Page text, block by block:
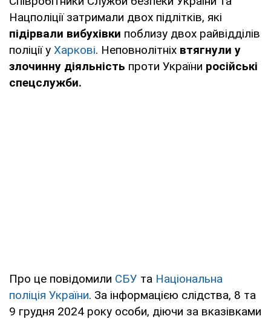
Нацполіції затримали двох підлітків, які
підірвали вибухівки поблизу двох райвідділів
поліції у Харкові. Неповнолітніх втягнули у
злочинну діяльність проти України російські
спецслужби.
Про це повідомили СБУ та Національна
поліція України. За інформацією слідства, 8 та
9 грудня 2024 року особи, діючи за вказівками